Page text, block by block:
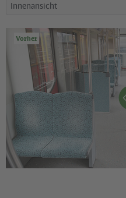
Vorher